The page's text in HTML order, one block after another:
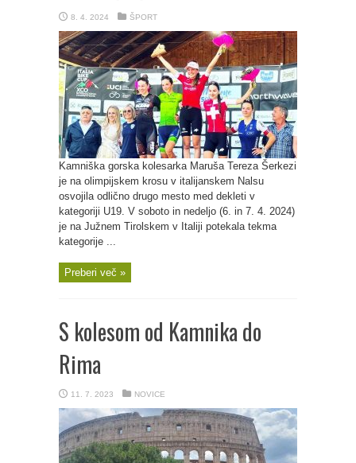
8. 4. 2024 ŠPORT
Kamniška gorska kolesarka Maruša Tereza Šerkezi
je na olimpijskem krosu v italijanskem Nalsu
osvojila odlično drugo mesto med dekleti v
kategoriji U19. V soboto in nedeljo (6. in 7. 4. 2024)
je na Južnem Tirolskem v Italiji potekala tekma
kategorije ...
Preberi več »
S kolesom od Kamnika do
Rima
11. 7. 2023 NOVICE